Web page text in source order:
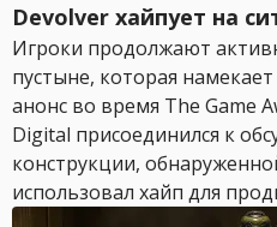
Devolver хайпует на
Игроки продолжают
пустыне, которая
анонс во время The Game
Digital присоединился к
конструкции,
использовал хайп для